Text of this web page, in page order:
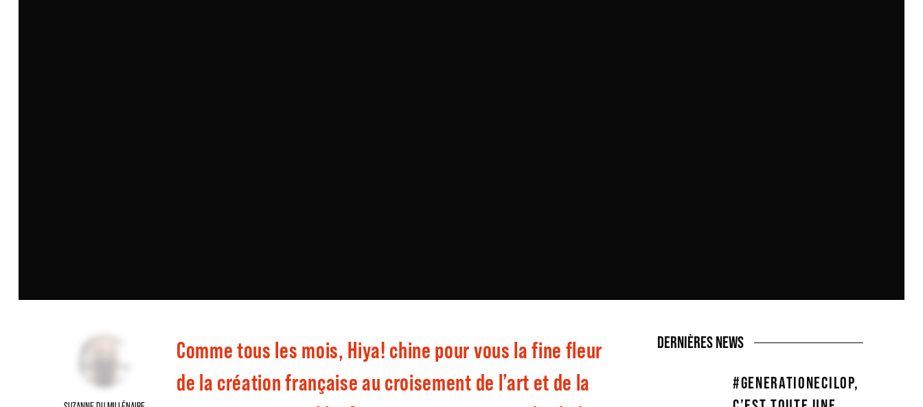
Comme tous les mois, Hiya! chine pour vous la fine fleur
de la création française au croisement de l’art et de la
DERNIÈRES NEWS
#GENERATIONECILOP,